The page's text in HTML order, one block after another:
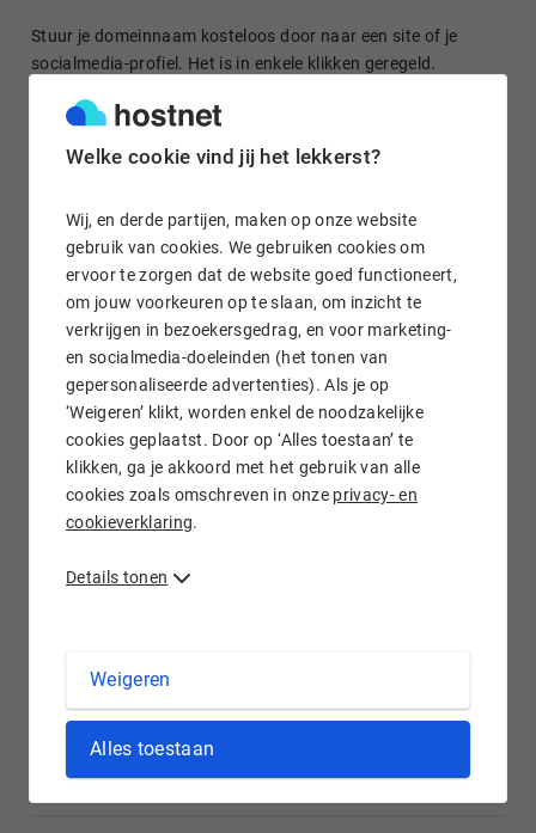
Welke cookie vind jij het lekkerst?
Wij, en derde partijen, maken op onze website
gebruik van cookies. We gebruiken cookies om
ervoor te zorgen dat de website goed functioneert,
om jouw voorkeuren op te slaan, om inzicht te
verkrijgen in bezoekersgedrag, en voor marketing-
en socialmedia-doeleinden (het tonen van
gepersonaliseerde advertenties). Als je op
‘Weigeren’ klikt, worden enkel de noodzakelijke
cookies geplaatst. Door op ‘Alles toestaan’ te
klikken, ga je akkoord met het gebruik van alle
cookies zoals omschreven in onze privacy- en
cookieverklaring.
Details tonen
Weigeren
Alles toestaan
Stuur je domeinnaam kosteloos door naar een site of je
socialmedia-profiel. Het is in enkele klikken geregeld.
Wij staan voor je klaar!
.CO.TH domein registreren bij Hostnet
bent u aan het juiste adres voor uw .co.th
Meer informatie over .co.th
domeinnamen